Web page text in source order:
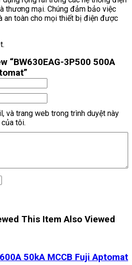
thương mại. Chúng đảm bảo việc
an toàn cho mọi thiết bị điện được
“BW630EAG-3P500 500A
và trang web trong trình duyệt này
tôi.
This Item Also Viewed
50kA MCCB Fuji Aptomat